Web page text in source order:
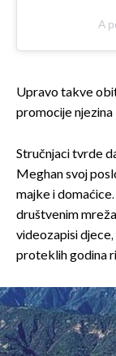
A
Upravo takve
promocije njezina
Stručnjaci tvrde
Meghan svoj
majke i
društvenim
videozapisi
proteklih godina